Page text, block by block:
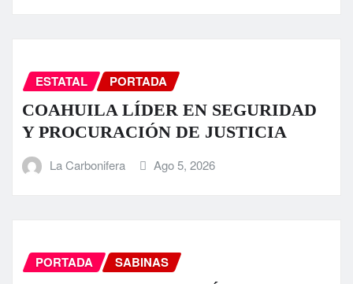
ESTATAL PORTADA
COAHUILA LÍDER EN SEGURIDAD
Y PROCURACIÓN DE JUSTICIA
La Carbonifera Ago 5, 2026
PORTADA SABINAS